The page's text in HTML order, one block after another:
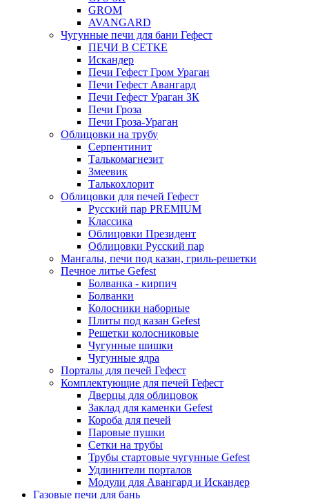
GROM
AVANGARD
Чугунные печи для бани Гефест
ПЕЧИ В СЕТКЕ
Искандер
Печи Гефест Гром Ураган
Печи Гефест Авангард
Печи Гефест Ураган ЗК
Печи Гроза
Печи Гроза-Ураган
Облицовки на трубу
Серпентинит
Талькомагнезит
Змеевик
Талькохлорит
Облицовки для печей Гефест
Русский пар PREMIUM
Классика
Облицовки Президент
Облицовки Русский пар
Мангалы, печи под казан, гриль-решетки
Печное литье Gefest
Болванка - кирпич
Болванки
Колосники наборные
Плиты под казан Gefest
Решетки колосниковые
Чугунные шишки
Чугунные ядра
Порталы для печей Гефест
Комплектующие для печей Гефест
Дверцы для облицовок
Заклад для каменки Gefest
Короба для печей
Паровые пушки
Сетки на трубы
Трубы стартовые чугунные Gefest
Удлинители порталов
Модули для Авангард и Искандер
Газовые печи для бань